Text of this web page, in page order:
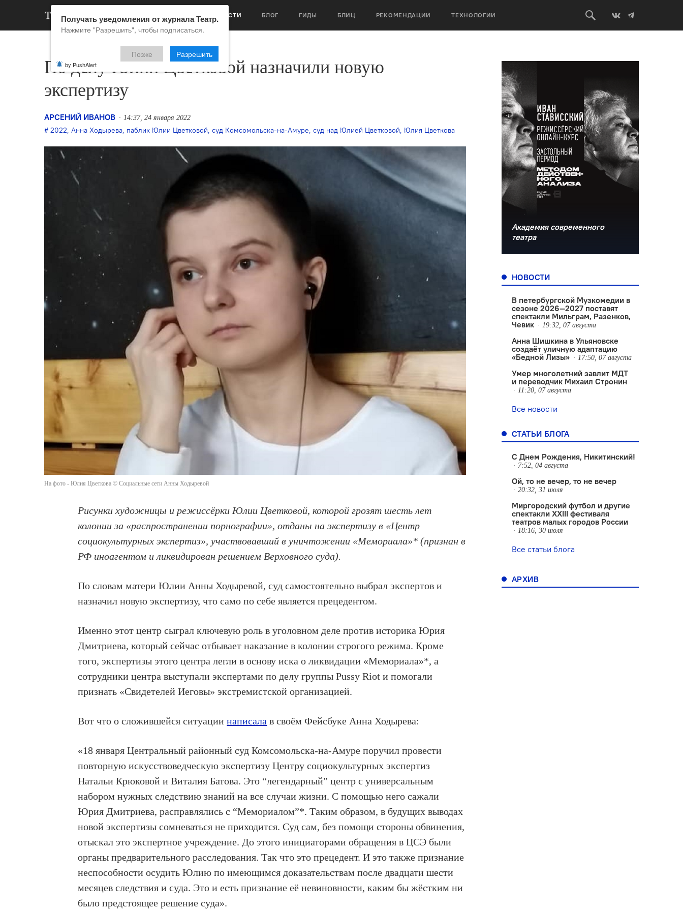
НОВОСТИ БЛОГ ГИДЫ БЛИЦ РЕКОМЕНДАЦИИ ТЕХНОЛОГИИ
По делу Юлии Цветковой назначили новую
экспертизу
АРСЕНИЙ ИВАНОВ 14:37, 24 января 2022
2022, Анна Ходырева, паблик Юлии Цветковой, суд Комсомольска-на-Амуре, суд над Юлией Цветковой, Юлия Цветкова
На фото - Юлия Цветкова © Социальные сети Анны Ходыревой
Рисунки художницы и режиссёрки Юлии Цветковой, которой грозят шесть лет
колонии за «распространении порнографии», отданы на экспертизу в «Центр
социокультурных экспертиз», участвовавший в уничтожении «Мемориала»* (признан в
РФ иноагентом и ликвидирован решением Верховного суда).
По словам матери Юлии Анны Ходыревой, суд самостоятельно выбрал экспертов и
назначил новую экспертизу, что само по себе является прецедентом.
Именно этот центр сыграл ключевую роль в уголовном деле против историка Юрия
Дмитриева, который сейчасотбывает наказание в колонии строгого режима. Кроме
того, экспертизы этого центра легли в основуиска о ликвидации «Мемориала»*, а
сотрудники центра выступали экспертами по делу группы Pussy Riot и помогали
признать «Свидетелей Иеговы» экстремистской организацией.
Вот что о сложившейся ситуациинаписала в своём Фейсбуке Анна Ходырева:
«18 января Центральный районный суд Комсомольска-на-Амуре поручил провести
повторную искусствоведческую экспертизу Центру социокультурных экспертиз
Натальи Крюковой и Виталия Батова. Это “легендарный” центр с универсальным
набором нужных следствию знаний на все случаи жизни. С помощью него сажали
Юрия Дмитриева, расправлялись с “Мемориалом”*. Таким образом, в будущих выводах
новой экспертизы сомневаться не приходится. Суд сам, без помощи стороны обвинения,
отыскал это экспертное учреждение. До этого инициаторами обращения в ЦСЭ были
органы предварительного расследования. Так что это прецедент. И это также признание
неспособности осудить Юлию по имеющимся доказательствам после двадцати шести
месяцев следствия и суда. Это и есть признание её невиновности, каким бы жёстким ни
было предстоящее решение суда».
Академия современного
театра
НОВОСТИ
В петербургской Музкомедии в
сезоне 2026—2027 поставят
спектакли Мильграм, Разенков,
Чевик
19:32, 07 августа
Анна Шишкина в Ульяновске
создаëт уличную адаптацию
«Бедной Лизы»
17:50, 07 августа
Умер многолетний завлит МДТ
и переводчик Михаил Стронин
11:20, 07 августа
Все новости
СТАТЬИ БЛОГА
С Днем Рождения, Никитинский!
7:52, 04 августа
Ой, то не вечер, то не вечер
20:32, 31 июля
Миргородский футбол и другие
спектакли XXIII фестиваля
театров малых городов России
18:16, 30 июля
Все статьи блога
АРХИВ
Получать уведомления от журнала Театр.
Нажмите "Разрешить", чтобы подписаться.
Позже Разрешить
by PushAlert